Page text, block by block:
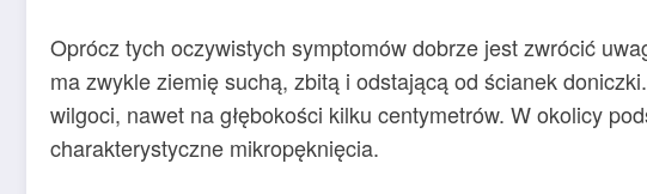
Oprócz tych oczywistych symptomów dobrze jest zwrócić
ma zwykle ziemię suchą, zbitą i odstającą od ścianek
wilgoci, nawet na głębokości kilku centymetrów. W okolicy
charakterystyczne mikropęknięcia.